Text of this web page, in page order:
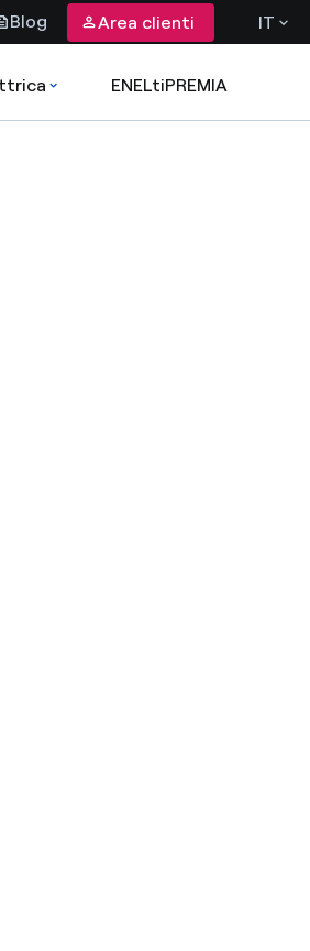
Blog Area clienti IT
ENELtiPREMIA